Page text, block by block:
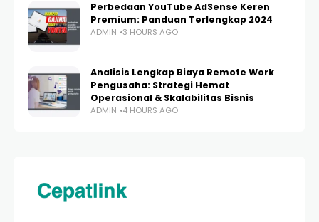
Perbedaan YouTube AdSense Keren
Premium: Panduan Terlengkap 2024
ADMIN 3 HOURS AGO
Analisis Lengkap Biaya Remote Work
Pengusaha: Strategi Hemat
Operasional & Skalabilitas Bisnis
ADMIN 4 HOURS AGO